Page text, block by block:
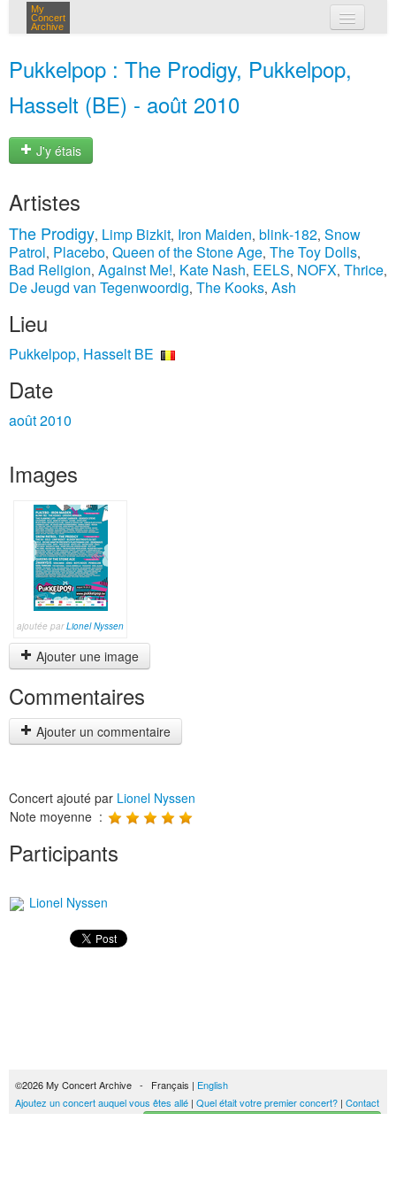
My
Concert
Archive
Pukkelpop : The Prodigy, Pukkelpop,
Hasselt (BE) - août 2010
J'y étais
Artistes
The Prodigy, Limp Bizkit, Iron Maiden, blink‐182, Snow
Patrol, Placebo, Queen of the Stone Age, The Toy Dolls,
Bad Religion, Against Me!, Kate Nash, EELS, NOFX, Thrice,
De Jeugd van Tegenwoordig, The Kooks, Ash
Lieu
Pukkelpop, Hasselt BE
Date
août 2010
Images
ajoutée parLionel Nyssen
Ajouter une image
Commentaires
Ajouter un commentaire
Concert ajouté par Lionel Nyssen
Note moyenne :
Participants
Lionel Nyssen
©2026 My Concert Archive - Français | English
Ajoutez un concert auquel vous êtes allé | Quel était votre premier concert? | Contact